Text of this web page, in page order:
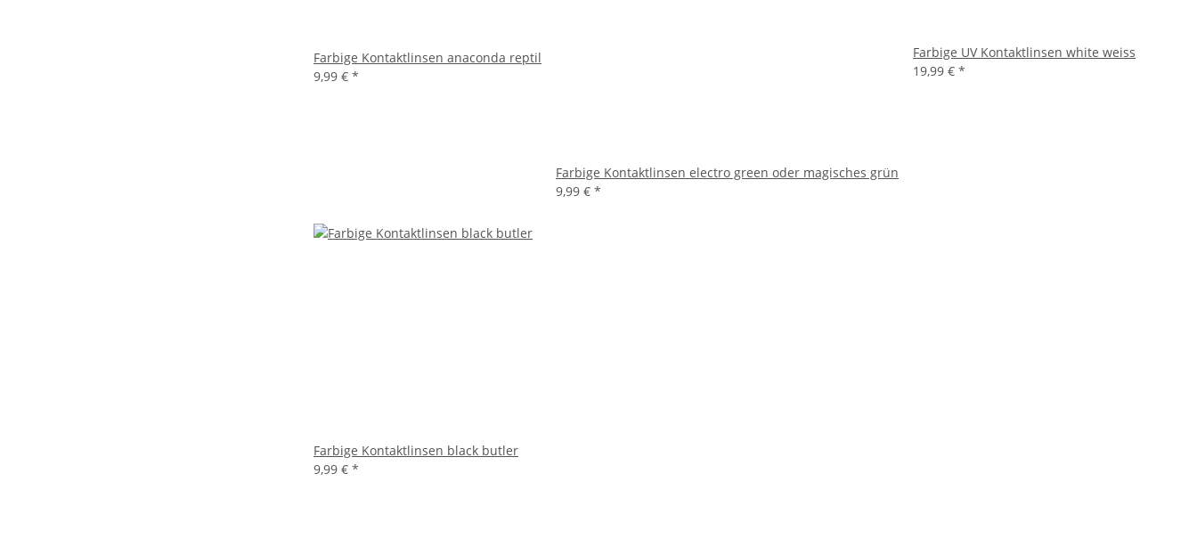
Farbige Kontaktlinsen anaconda reptil
9,99 € *
Farbige Kontaktlinsen electro green oder magisches grün
9,99 € *
Farbige UV Kontaktlinsen white weiss
19,99 € *
Farbige Kontaktlinsen black butler
9,99 € *